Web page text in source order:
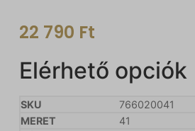
22 790 Ft
Elérhető opciók
766020041
41